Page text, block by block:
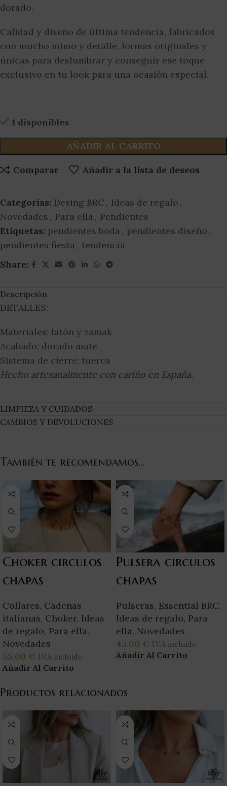
dorado.
Calidad y diseño de última tendencia, fabricados
con mucho mimo y detalle, formas originales y
únicas para deslumbrar y conseguir ese toque
exclusivo en tu look para una ocasión especial.
1 disponibles
AÑADIR AL CARRITO
Comparar Añadir a la lista de deseos
Categorías: Desing BRC, Ideas de regalo,
Novedades, Para ella, Pendientes
Etiquetas: pendientes boda, pendientes diseño,
pendientes fiesta, tendencia
Share:
Descripción
DETALLES:
Materiales: latón y zamak
Acabado: dorado mate
Sistema de cierre: tuerca
Hecho artesanalmente con cariño en España.
LIMPIEZA Y CUIDADOS:
CAMBIOS Y DEVOLUCIONES
También te recomendamos…
Choker circulos
chapas
Collares, Cadenas
italianas, Choker, Ideas
de regalo, Para ella,
Novedades
55,00 € I.V.A incluido
Añadir Al Carrito
Pulsera circulos
chapas
Pulseras, Essential BRC,
Ideas de regalo, Para
ella, Novedades
45,00 € I.V.A incluido
Añadir Al Carrito
Productos relacionados